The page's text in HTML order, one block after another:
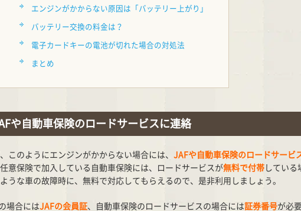
エンジンがかからない原因は「バッテリー上がり」
バッテリー交換の料金は？
電子カードキーの電池が切れた場合の対処法
まとめ
や自動車保険のロードサービスに連絡
このようにエンジンがかからない場合には、 JAFや自動車保険のロードサービ
意保険で加入している自動車保険には、ロードサービスが無料で付帯 している
うな車の故障時に、無料で対応してもらえるので、是非利用しましょう。
場合にはJAFの会員証、自動車保険のロードサービスの場合には証券番号が必